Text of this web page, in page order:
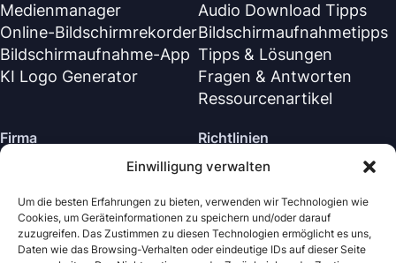
Einwilligung verwalten
Um die besten Erfahrungen zu bieten, verwenden wir Technologien wie
Cookies, um Geräteinformationen zu speichern und/oder darauf
zuzugreifen. Das Zustimmen zu diesen Technologien ermöglicht es uns,
Daten wie das Browsing-Verhalten oder eindeutige IDs auf dieser Seite
Medienmanager
Online-Bildschirmrekorder
Bildschirmaufnahme-App
KI Logo Generator
Audio Download Tipps
Bildschirmaufnahmetipps
Tipps & Lösungen
Fragen & Antworten
Ressourcenartikel
Firma
Kontaktiere uns
Supportzentrum
Richtlinien
Rückerstattungsrichtlinie
Datenschutzrichtlinie (EN)
Lizenzvereinbarung (EN)
Geschäftsbedingungen